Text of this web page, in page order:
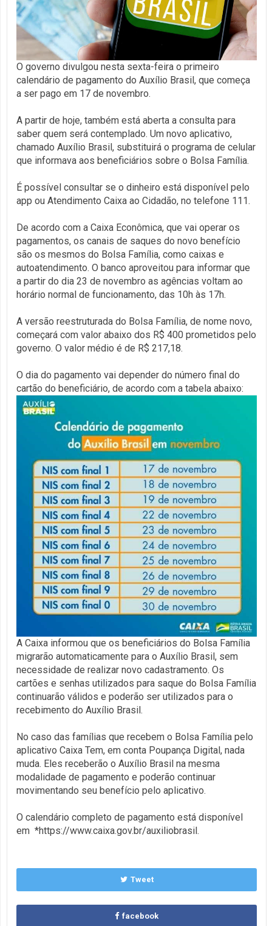
O governo divulgou nesta sexta-feira o primeiro
calendário de pagamento do Auxílio Brasil, que começa
a ser pago em 17 de novembro.
A partir de hoje, também está aberta a consulta para
saber quem será contemplado. Um novo aplicativo,
chamado Auxílio Brasil, substituirá o programa de celular
que informava aos beneficiários sobre o Bolsa Família.
É possível consultar se o dinheiro está disponível pelo
app ou Atendimento Caixa ao Cidadão, no telefone 111.
De acordo com a Caixa Econômica, que vai operar os
pagamentos, os canais de saques do novo benefício
são os mesmos do Bolsa Família, como caixas e
autoatendimento. O banco aproveitou para informar que
a partir do dia 23 de novembro as agências voltam ao
horário normal de funcionamento, das 10h às 17h.
A versão reestruturada do Bolsa Família, de nome novo,
começará com valor abaixo dos R$ 400 prometidos pelo
governo. O valor médio é de R$ 217,18.
O dia do pagamento vai depender do número final do
cartão do beneficiário, de acordo com a tabela abaixo:
A Caixa informou que os beneficiários do Bolsa Família
migrarão automaticamente para o Auxílio Brasil, sem
necessidade de realizar novo cadastramento. Os
cartões e senhas utilizados para saque do Bolsa Família
continuarão válidos e poderão ser utilizados para o
recebimento do Auxílio Brasil.
No caso das famílias que recebem o Bolsa Família pelo
aplicativo Caixa Tem, em conta Poupança Digital, nada
muda. Eles receberão o Auxílio Brasil na mesma
modalidade de pagamento e poderão continuar
movimentando seu benefício pelo aplicativo.
O calendário completo de pagamento está disponível
em *https://www.caixa.gov.br/auxiliobrasil.
Tweet
facebook